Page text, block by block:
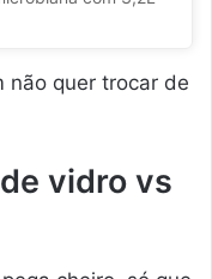
não quer trocar de
vidro vs